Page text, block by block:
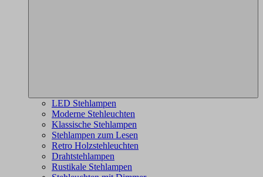
LED Stehlampen
Moderne Stehleuchten
Klassische Stehlampen
Stehlampen zum Lesen
Retro Holzstehleuchten
Drahtstehlampen
Rustikale Stehlampen